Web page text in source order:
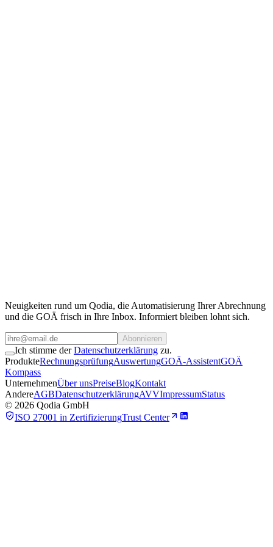
Neuigkeiten rund um Qodia, die Automatisierung Ihrer Abrechnung
und die GOÄ frisch in Ihre Inbox. Informiert bleiben lohnt sich.
Abonnieren
Ich stimme der Datenschutzerklärung zu.
ProdukteRechnungsprüfungAuswertungGOÄ-AssistentGOÄ
Kompass
UnternehmenÜber unsPreiseBlogKontakt
AndereAGBDatenschutzerklärungAVVImpressumStatus
© 2026 Qodia GmbH
ISO 27001 in ZertifizierungTrust Center